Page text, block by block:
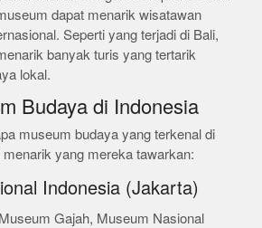
dapat menarik wisatawan
Seperti yang terjadi di Bali,
banyak turis yang tertarik
lokal.
Budaya di Indonesia
museum budaya yang terkenal di
yang mereka tawarkan:
Indonesia (Jakarta)
Gajah, Museum Nasional